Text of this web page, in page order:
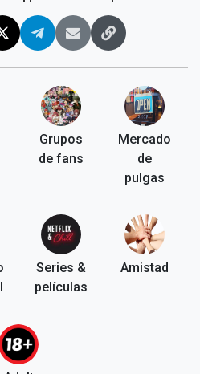
Grupos
de fans
Mercado
de
pulgas
Series &
películas
Amistad